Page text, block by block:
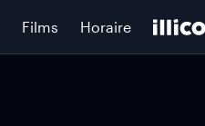
Films Horaire